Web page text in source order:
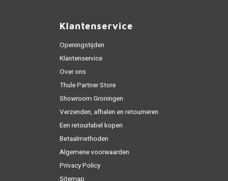
Klantenservice
Openingstijden
Klantenservice
Over ons
Thule Partner Store
Showroom Groningen
Verzenden, afhalen en retourneren
Een retourlabel kopen
Betaalmethoden
Algemene voorwaarden
Privacy Policy
Sitemap